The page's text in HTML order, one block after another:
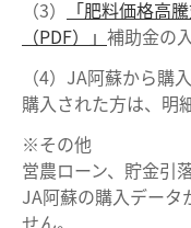
（3）
「肥料価格
（PDF） 」 補助金の
（4）JA阿蘇から購
購入された方は、明
※その他
営農ローン、貯金引
JA阿蘇の購入データ
せん。